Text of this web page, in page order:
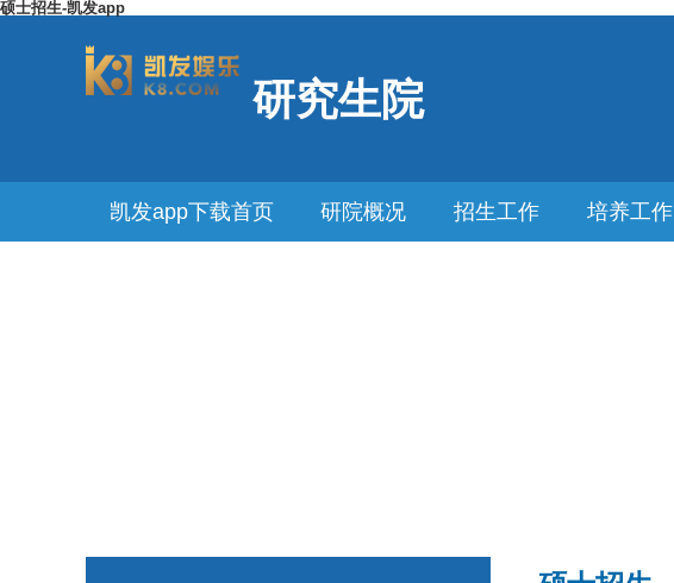
硕士招生-凯发app
研究生院
凯发app下载首页 研院概况 招生工作 培养工作